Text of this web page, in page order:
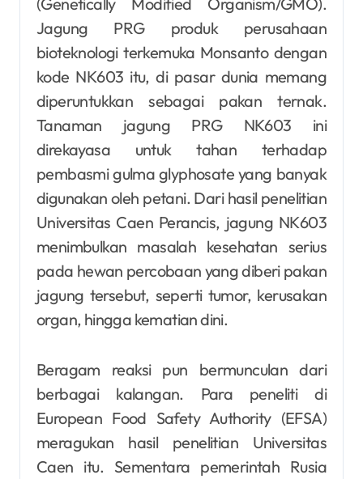
Jagung PRG produk perusahaan
bioteknologi terkemuka Monsanto dengan
kode NK603 itu, di pasar dunia memang
diperuntukkan sebagai pakan ternak.
Tanaman jagung PRG NK603 ini
direkayasa untuk tahan terhadap
pembasmi gulma glyphosate yang banyak
digunakan oleh petani. Dari hasil penelitian
Universitas Caen Perancis, jagung NK603
menimbulkan masalah kesehatan serius
pada hewan percobaan yang diberi pakan
jagung tersebut, seperti tumor, kerusakan
organ, hingga kematian dini.
Beragam reaksi pun bermunculan dari
berbagai kalangan. Para peneliti di
European Food Safety Authority (EFSA)
meragukan hasil penelitian Universitas
Caen itu. Sementara pemerintah Rusia